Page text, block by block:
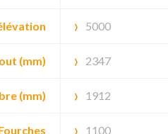
5000
(mm) 2347
(mm) 1912
1100